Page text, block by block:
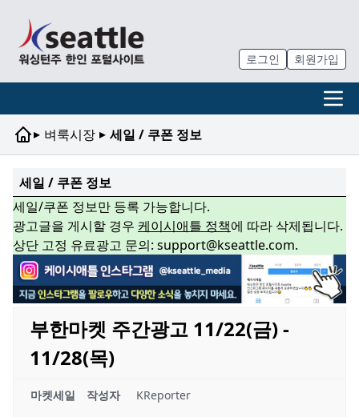
로그인 회원가입
▸ 벼룩시장 ▸ 세일 / 쿠폰 정보
세일 / 쿠폰 정보
세일/쿠폰 정보만 등록 가능합니다.
광고글을 게시할 경우 케이시애틀 정책에 따라 삭제됩니다.
상단 고정 유료광고 문의: support@kseattle.com.
부한마켓 주간광고 11/22(금) -
11/28(목)
마켓세일 작성자 KReporter